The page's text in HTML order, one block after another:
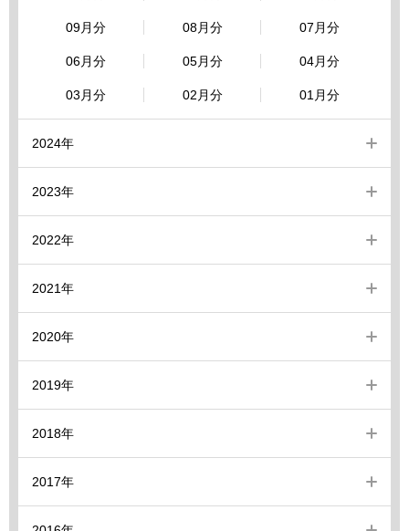
09月分 08月分 07月分
06月分 05月分 04月分
03月分 02月分 01月分
2024年
2023年
2022年
2021年
2020年
2019年
2018年
2017年